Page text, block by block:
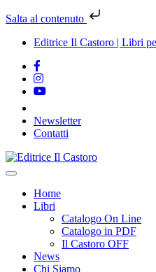
Salta al contenuto
Editrice Il Castoro | Libri
Newsletter
Contatti
Vai
al
Home
Libri
Catalogo On Line
Catalogo in PDF
Il Castoro OFF
News
Chi Siamo